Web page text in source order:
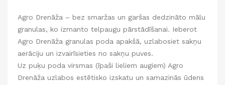
Agro Drenāža – bez smaržas un garšas dedzināto mālu
granulas, ko izmanto telpaugu pārstādīšanai. Ieberot
Agro Drenāža granulas poda apakšā, uzlabosiet sakņu
aerāciju un izvairīsieties no sakņu puves.
Uz puķu poda virsmas (īpaši lieliem augiem) Agro
Drenāža uzlabos estētisko izskatu un samazinās ūdens